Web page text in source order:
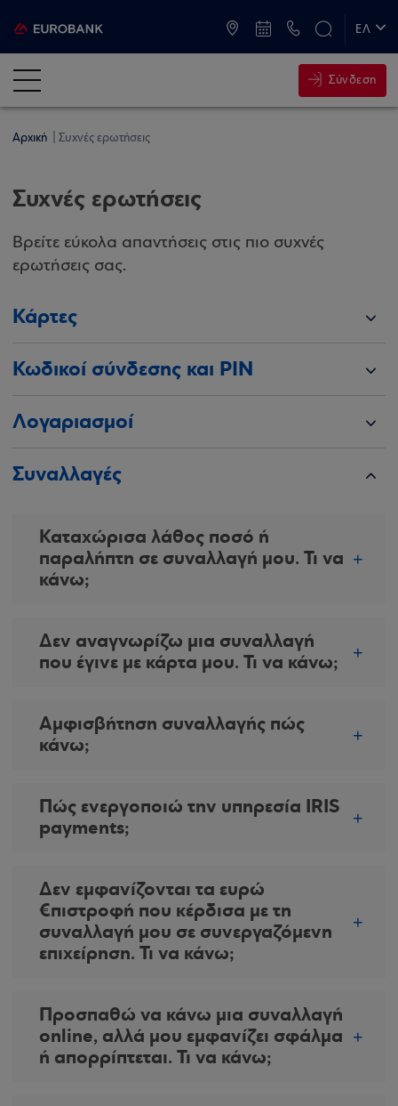
ΕΛ
Σύνδεση
Αρχική Συχνές ερωτήσεις
Συχνές ερωτήσεις
Βρείτε εύκολα απαντήσεις στις πιο συχνές
ερωτήσεις σας.
Κάρτες
Κωδικοί σύνδεσης και PIN
Λογαριασμοί
Συναλλαγές
Καταχώρισα λάθος ποσό ή
παραλήπτη σε συναλλαγή μου. Τι να
κάνω;
Δεν αναγνωρίζω μια συναλλαγή
που έγινε με κάρτα μου. Τι να κάνω;
Αμφισβήτηση συναλλαγής πώς
κάνω;
Πώς ενεργοποιώ την υπηρεσία IRIS
payments;
Δεν εμφανίζονται τα ευρώ
€πιστροφή που κέρδισα με τη
συναλλαγή μου σε συνεργαζόμενη
επιχείρηση. Τι να κάνω;
Προσπαθώ να κάνω μια συναλλαγή
online, αλλά μου εμφανίζει σφάλμα
ή απορρίπτεται. Τι να κάνω;